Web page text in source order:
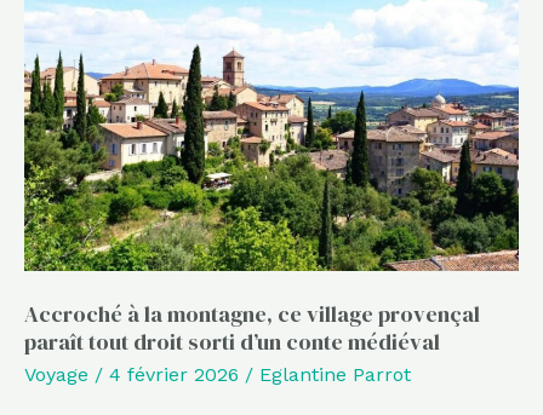
Accroché à la montagne, ce village provençal
paraît tout droit sorti d’un conte médiéval
Voyage / 4 février 2026 / Eglantine Parrot
la
montagne,
ce
village
provençal
paraît
tout
droit
sorti
d’un
conte